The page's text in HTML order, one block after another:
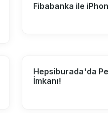
Fibabanka ile
Hepsiburada'da
İmkanı!